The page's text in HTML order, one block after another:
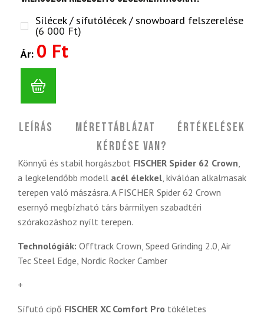
Sílécek / sífutólécek / snowboard felszerelése
(6 000 Ft)
Ár: 0 Ft
Leírás Mérettáblázat
Értékelések
Kérdése van?
Könnyű és stabil horgászbot FISCHER Spider 62 Crown,
a legkelendőbb modell acél élekkel, kiválóan alkalmasak
terepen való mászásra. A FISCHER Spider 62 Crown
esernyő megbízható társ bármilyen szabadtéri
szórakozáshoz nyílt terepen.
Technológiák: Offtrack Crown, Speed Grinding 2.0, Air
Tec Steel Edge, Nordic Rocker Camber
+
Sífutó cipő FISCHER XC Comfort Pro tökéletes